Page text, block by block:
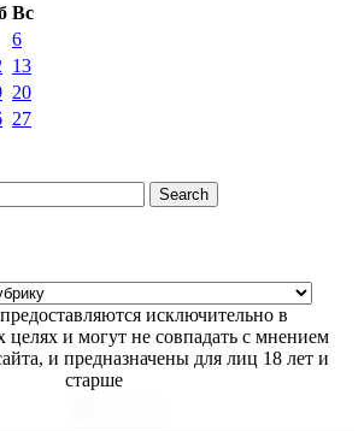
Вс
6
13
20
27
Search
исключительно в
целях и могут не совпадать с мнением
и предназначены для лиц 18 лет и
старше